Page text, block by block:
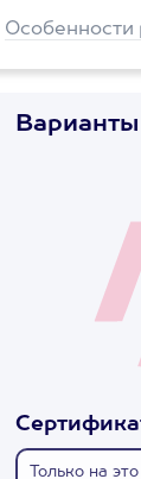
Особенности
Только на это